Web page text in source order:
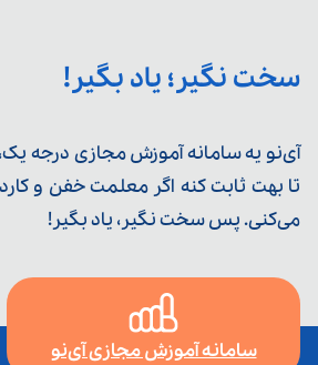
سخت نگیر؛ یاد بگیر!
آی‌نو یه سامانه آموزش مجازی درجه
تا بهت ثابت کنه اگر معلمت خفن و
می‌کنی. پس سخت نگیر، یاد بگیر!
سامانه آموزش مجازی آی‌نو